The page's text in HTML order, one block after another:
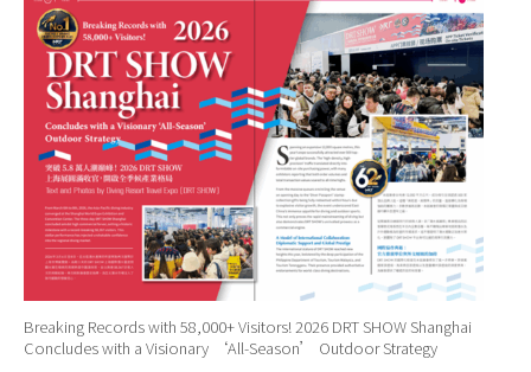
Breaking Records with 58,000+ Visitors! 2026 DRT SHOW Shanghai
Concludes with a Visionary ‘All-Season’ Outdoor Strategy